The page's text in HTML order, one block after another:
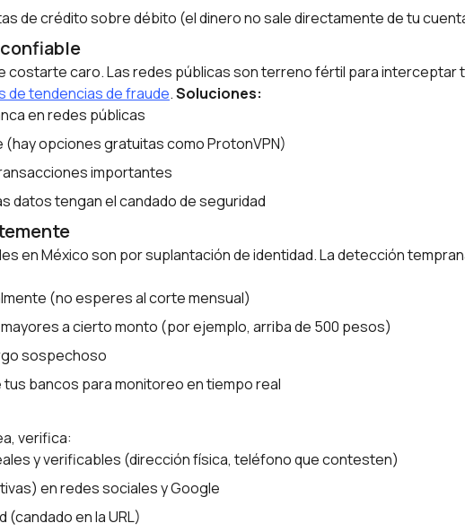
de crédito sobre débito (el dinero no sale directamente de tu
costarte caro. Las redes públicas son terreno fértil para interceptar
de tendencias de fraude.Soluciones:
en redes públicas
(hay opciones gratuitas como ProtonVPN)
importantes
datos tengan el candado de seguridad
en México son por suplantación de identidad. La detección
(no esperes al corte mensual)
a cierto monto (por ejemplo, arriba de 500 pesos)
sospechoso
bancos para monitoreo en tiempo real
verifica:
y verificables (dirección física, teléfono que contesten)
en redes sociales y Google
en la URL)